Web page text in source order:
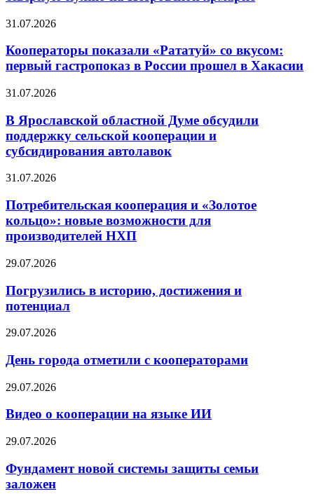
31.07.2026
Кооператоры показали «Рататуй» со вкусом:
первый гастропоказ в России прошел в Хакасии
31.07.2026
В Ярославской областной Думе обсудили
поддержку сельской кооперации и
субсидирования автолавок
31.07.2026
Потребительская кооперация и «Золотое
кольцо»: новые возможности для
производителей НХП
29.07.2026
Погрузились в историю, достижения и
потенциал
29.07.2026
День города отметили с кооператорами
29.07.2026
Видео о кооперации на языке ИИ
29.07.2026
Фундамент новой системы защиты семьи
заложен